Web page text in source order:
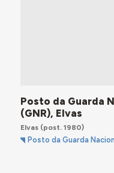
Posto da Guarda
(GNR), Elvas
Elvas(post. 1980)
Posto da Guarda